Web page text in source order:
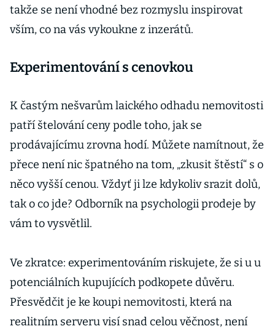
takže se není vhodné bez rozmyslu inspirovat
vším, co na vás vykoukne z inzerátů.
Experimentování s cenovkou
K častým nešvarům laického odhadu nemovitosti
patří štelování ceny podle toho, jak se
prodávajícímu zrovna hodí. Můžete namítnout, že
přece není nic špatného na tom, „zkusit štěstí“ s o
něco vyšší cenou. Vždyť ji lze kdykoliv srazit dolů,
tak o co jde? Odborník na psychologii prodeje by
vám to vysvětlil.
Ve zkratce: experimentováním riskujete, že si u u
potenciálních kupujících podkopete důvěru.
Přesvědčit je ke koupi nemovitosti, která na
realitním serveru visí snad celou věčnost, není